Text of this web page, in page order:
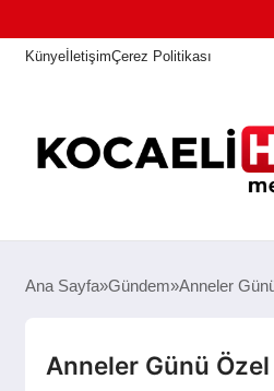
KünyeİletişimÇerez Politikası
ANASAYFA
KOCAELI HABER
Ana Sayfa Gündem Anneler
Anneler Günü Özel